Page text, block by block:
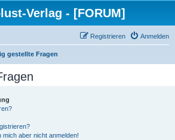
Verlag - [FORUM]
Anmelden
Registrieren
gestellte Fragen
aber nicht anmelden!